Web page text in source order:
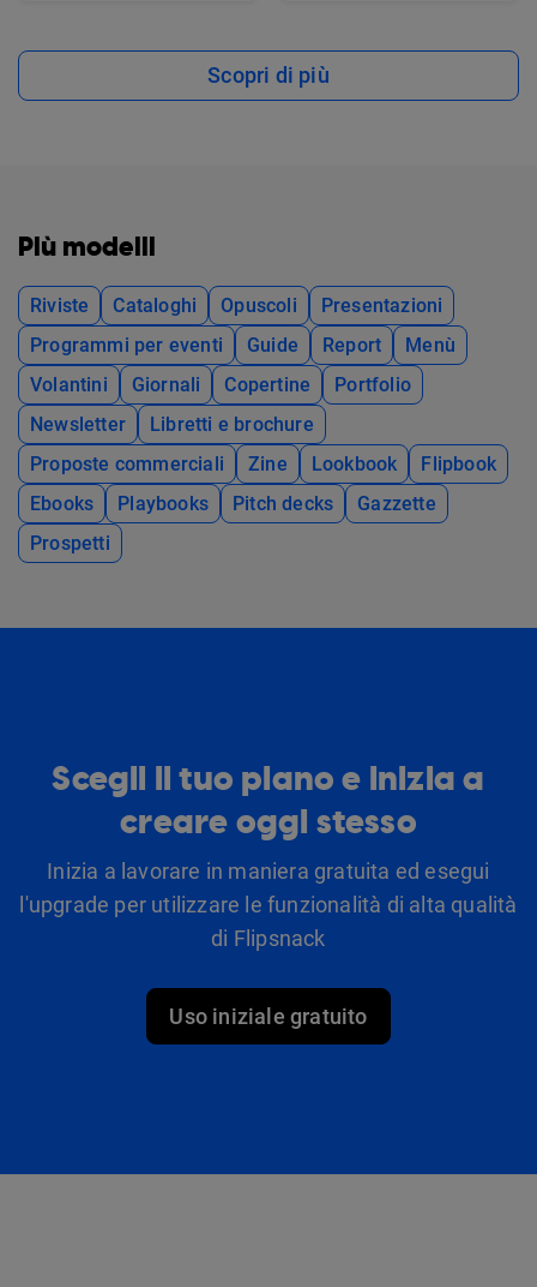
Scopri di più
Più modelli
Riviste Cataloghi Opuscoli
Presentazioni
Programmi per eventi
Guide Report
Menù
Volantini
Giornali Copertine
Portfolio
Newsletter
Libretti e brochure
Proposte commerciali
Zine Lookbook
Flipbook
Ebooks
Playbooks Pitch decks
Gazzette
Prospetti
Scegli il tuo piano e inizia a
creare oggi stesso
Inizia a lavorare in maniera gratuita ed esegui
l'upgrade per utilizzare le funzionalità di alta qualità
di Flipsnack
Uso iniziale gratuito